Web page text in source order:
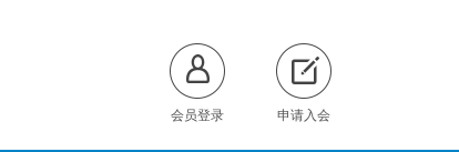
会员登录 申请入会